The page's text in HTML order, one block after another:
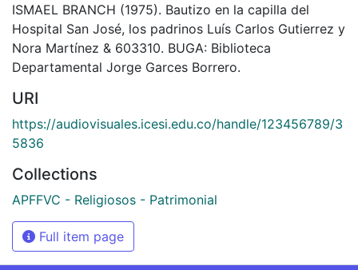
ISMAEL BRANCH (1975). Bautizo en la capilla del
Hospital San José, los padrinos Luís Carlos Gutierrez y
Nora Martínez & 603310. BUGA: Biblioteca
Departamental Jorge Garces Borrero.
URI
https://audiovisuales.icesi.edu.co/handle/123456789/3
5836
Collections
APFFVC - Religiosos - Patrimonial
Full item page